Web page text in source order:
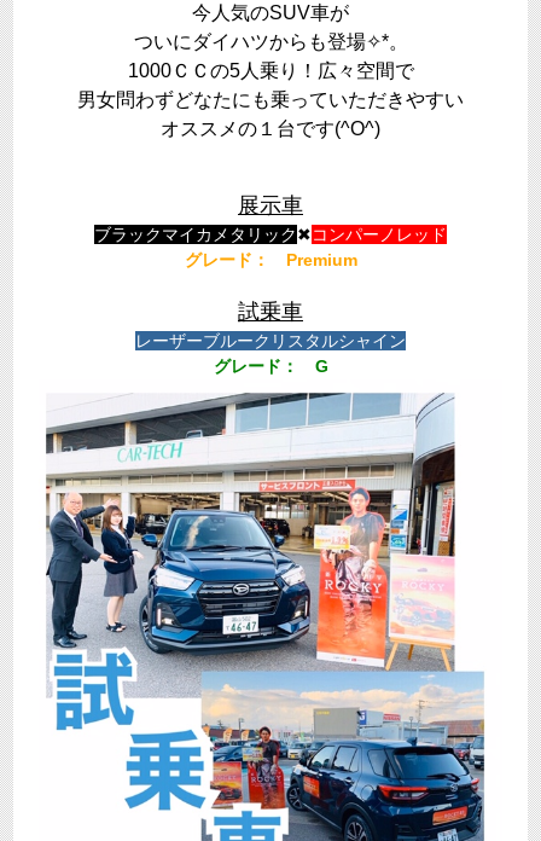
今人気のSUV車が
ついにダイハツからも登場✧*。
1000ＣＣの5人乗り！広々空間で
男女問わずどなたにも乗っていただきやすい
オススメの１台です(^O^)
展示車
ブラックマイカメタリック✖コンパーノレッド
グレード： Premium
試乗車
レーザーブルークリスタルシャイン
グレード： G